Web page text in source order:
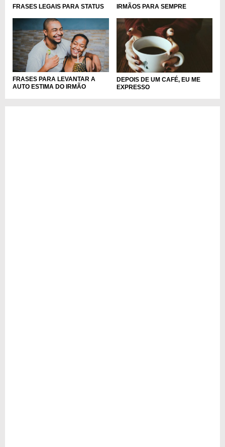
FRASES LEGAIS PARA STATUS IRMÃOS PARA SEMPRE
FRASES PARA LEVANTAR A
AUTO ESTIMA DO IRMÃO
DEPOIS DE UM CAFÉ, EU ME
EXPRESSO